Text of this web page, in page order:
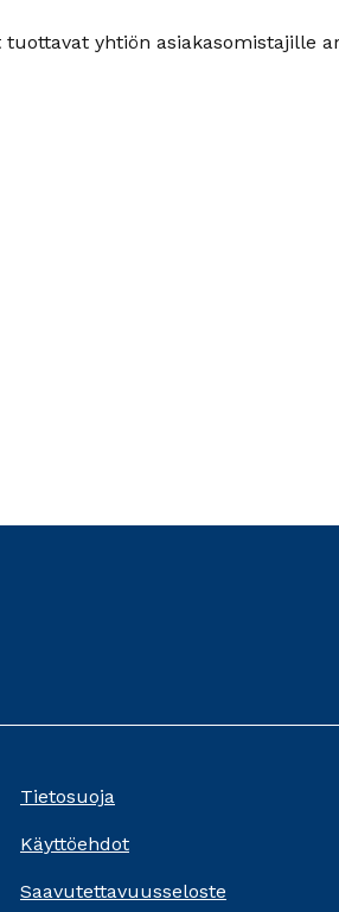
yhtiön asiakasomistajille
Tietosuoja
Käyttöehdot
Saavutettavuusseloste